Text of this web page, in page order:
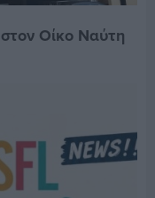
Οίκο Ναύτη